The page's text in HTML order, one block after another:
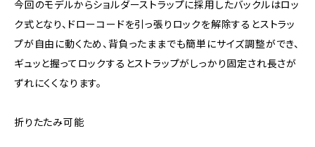
今回のモデルからショルダーストラップに採用したバックルはロッ
ク式となり、ドローコードを引っ張りロックを解除するとストラッ
プが自由に動くため、背負ったままでも簡単にサイズ調整ができ、
ギュッと握ってロックするとストラップがしっかり固定され長さが
ずれにくくなります。
折りたたみ可能